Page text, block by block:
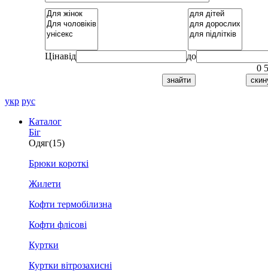
Цінавід
до
0
укр рус
Каталог
Біг
Одяг(15)
Брюки короткі
Жилети
Кофти термобілизна
Кофти флісові
Куртки
Куртки вітрозахисні